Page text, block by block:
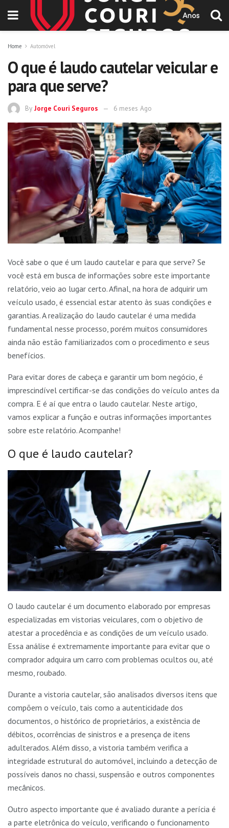
Home Automóvel
O que é laudo cautelar veicular e
para que serve?
By Jorge Couri Seguros 6 meses Ago
Você sabe o que é um laudo cautelar e para que serve? Se
você está em busca de informações sobre este importante
relatório, veio ao lugar certo. Afinal, na hora de adquirir um
veículo usado, é essencial estar atento às suas condições e
garantias. A realização do laudo cautelar é uma medida
fundamental nesse processo, porém muitos consumidores
ainda não estão familiarizados com o procedimento e seus
benefícios.
Para evitar dores de cabeça e garantir um bom negócio, é
imprescindível certificar-se das condições do veículo antes da
compra. E é aí que entra o laudo cautelar. Neste artigo,
vamos explicar a função e outras informações importantes
sobre este relatório. Acompanhe!
O que é laudo cautelar?
O laudo cautelar é um documento elaborado por empresas
especializadas em vistorias veiculares, com o objetivo de
atestar a procedência e as condições de um veículo usado.
Essa análise é extremamente importante para evitar que o
comprador adquira um carro com problemas ocultos ou, até
mesmo, roubado.
Durante a vistoria cautelar, são analisados diversos itens que
compõem o veículo, tais como a autenticidade dos
documentos, o histórico de proprietários, a existência de
débitos, ocorrências de sinistros e a presença de itens
adulterados. Além disso, a vistoria também verifica a
integridade estrutural do automóvel, incluindo a detecção de
possíveis danos no chassi, suspensão e outros componentes
mecânicos.
Outro aspecto importante que é avaliado durante a perícia é
a parte eletrônica do veículo, verificando o funcionamento